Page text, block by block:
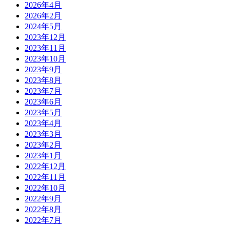
2026年4月
2026年2月
2024年5月
2023年12月
2023年11月
2023年10月
2023年9月
2023年8月
2023年7月
2023年6月
2023年5月
2023年4月
2023年3月
2023年2月
2023年1月
2022年12月
2022年11月
2022年10月
2022年9月
2022年8月
2022年7月